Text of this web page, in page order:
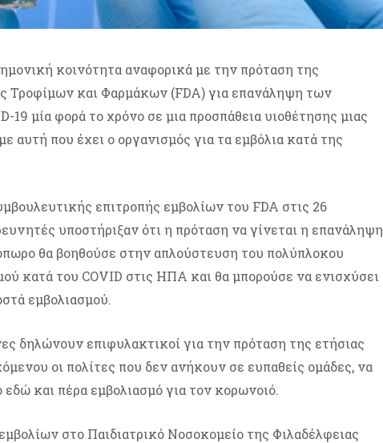
κοινότητα αναφορικά με την πρόταση της
Τροφίμων και Φαρμάκων (FDA) για επανάληψη των
19 μία φορά το χρόνο σε μια προσπάθεια υιοθέτησης μιας
αυτή που έχει ο οργανισμός για τα εμβόλια κατά της
επιτροπής εμβολίων του FDA στις 26
υποστήριξαν ότι η πρόταση να γίνεται η επανάληψη
θα βοηθούσε στην απλούστευση του πολύπλοκου
κατά του COVID στις ΗΠΑ και θα μπορούσε να ενισχύσει
εμβολιασμού.
δηλώνουν επιφυλακτικοί για την πρόταση της ετήσιας
οι πολίτες που δεν ανήκουν σε ευπαθείς ομάδες, να
και πέρα εμβολιασμό για τον κορωνοιό.
στο Παιδιατρικό Νοσοκομείο της Φιλαδέλφειας